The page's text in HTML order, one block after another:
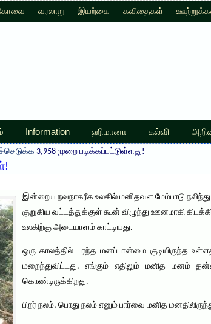
வரலாறு இயற்கை கவிதைகள்
Information ஹிமானா கல்வி
3,958 முறை படிக்கப்பட்டுள்ளது!
இன்றைய நவநாகரீக உலகில் மனிதவள மேம்பாடு
குறுகிய வட்டத்துக்குள் கூன் விழுந்து ஊனமாகி
உலகிற்கு அடையாளம் காட்டியது.
ஒரு காலத்தில் பரந்த மனப்பான்மை குடியிருந்த
மறைந்துவிட்டது. எங்கும் எதிலும் மனித மனம்
கொண்டிருக்கிறது.
பிறர் நலம், பொது நலம் எனும் பார்வை மனித